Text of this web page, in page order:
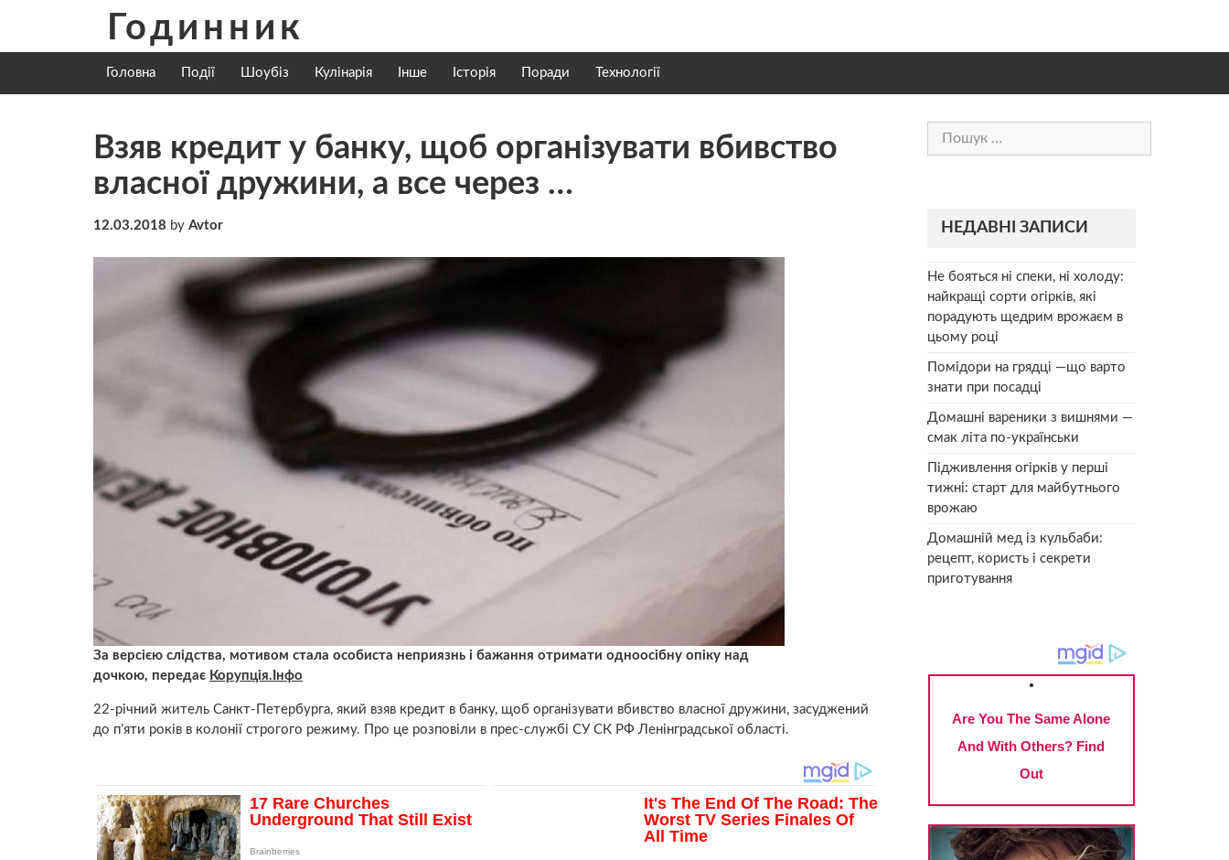
content
Годинник
Головна Події Шоубіз Кулінарія Інше Історія Поради Технології
Взяв кредит у банку, щоб організувати вбивство
власної дружини, а все через …
12.03.2018 by Avtor
За версією слідства, мотивом стала особиста неприязнь і бажання отримати одноосібну опіку над
дочкою, передає Корупція.Інфо
22-річний житель Санкт-Петербурга, який взяв кредит в банку, щоб організувати вбивство власної дружини, засуджений
до п’яти років в колонії строгого режиму. Про це розповіли в прес-службі СУ СК РФ Ленінградської області.
Пошук:
НЕДАВНІ ЗАПИСИ
Не бояться ні спеки, ні холоду:
найкращі сорти огірків, які
порадують щедрим врожаєм в
цьому році
Помідори на грядці —що варто
знати при посадці
Домашні вареники з вишнями —
смак літа по-українськи
Підживлення огірків у перші
тижні: старт для майбутнього
врожаю
Домашній мед із кульбаби:
рецепт, користь і секрети
приготування